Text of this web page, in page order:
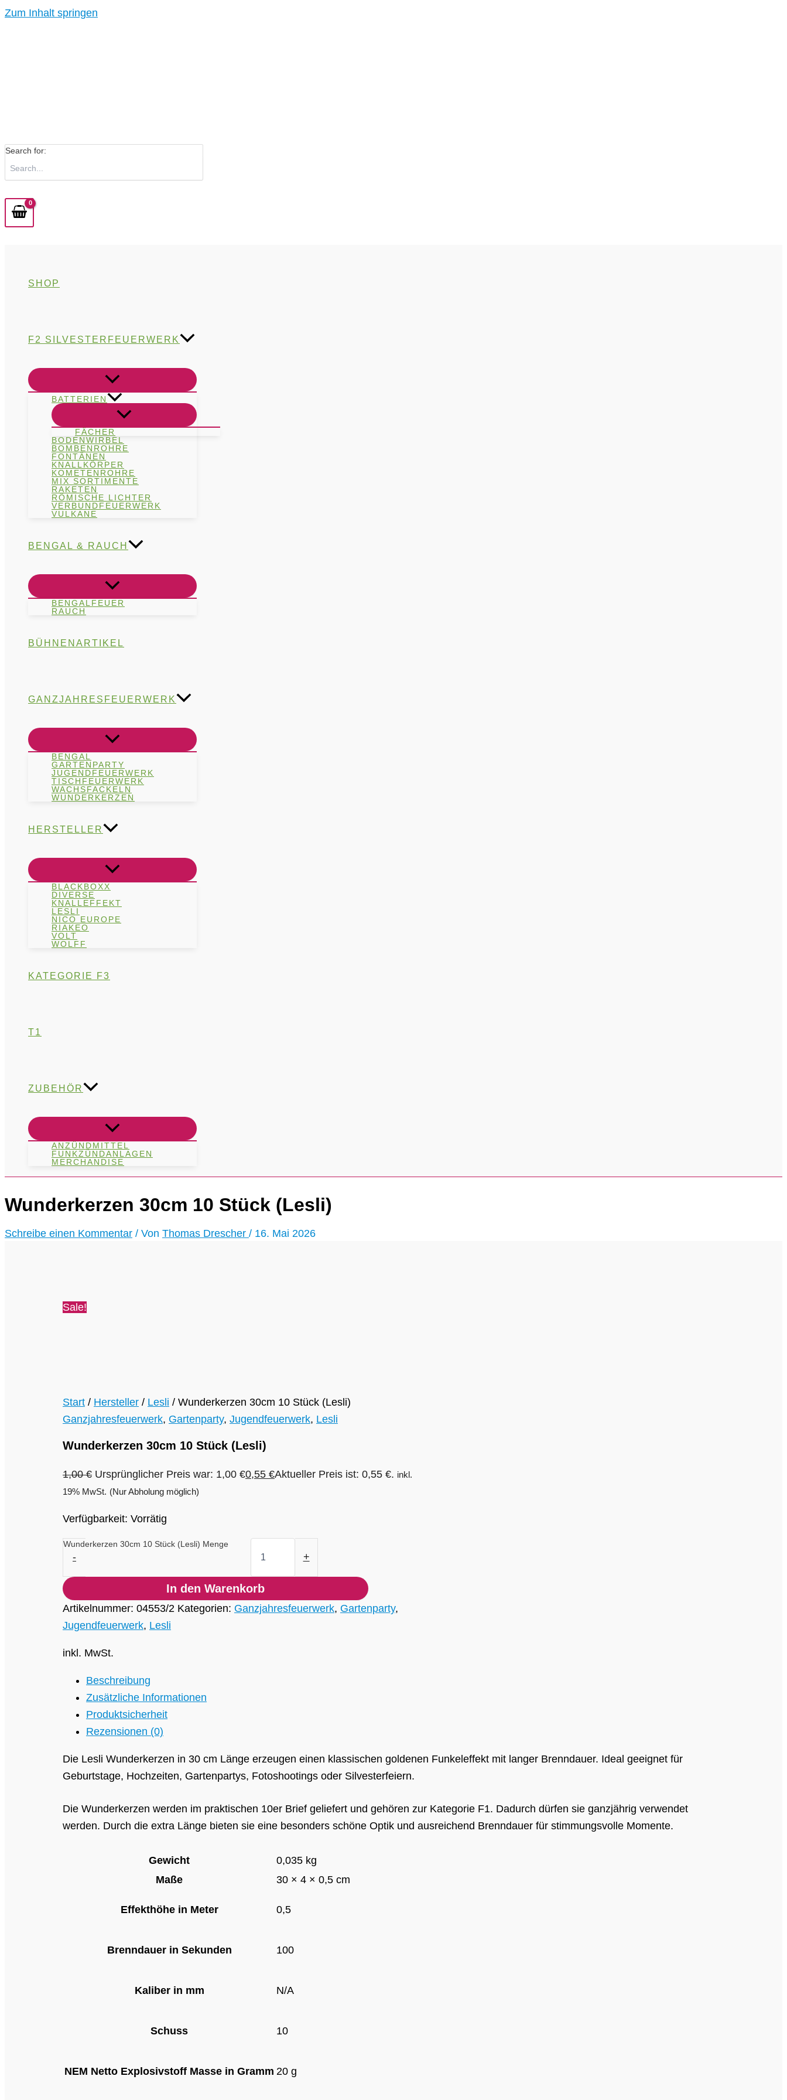
Zum Inhalt springen
Search for:
SHOP
F2 SILVESTERFEUERWERK
BATTERIEN
FÄCHER
BODENWIRBEL
BOMBENROHRE
FONTÄNEN
KNALLKÖRPER
KOMETENROHRE
MIX SORTIMENTE
RAKETEN
RÖMISCHE LICHTER
VERBUNDFEUERWERK
VULKANE
BENGAL & RAUCH
BENGALFEUER
RAUCH
BÜHNENARTIKEL
GANZJAHRESFEUERWERK
BENGAL
GARTENPARTY
JUGENDFEUERWERK
TISCHFEUERWERK
WACHSFACKELN
WUNDERKERZEN
HERSTELLER
BLACKBOXX
DIVERSE
KNALLEFFEKT
LESLI
NICO EUROPE
RIAKEO
VOLT
WOLFF
KATEGORIE F3
T1
ZUBEHÖR
ANZÜNDMITTEL
FUNKZÜNDANLAGEN
MERCHANDISE
Wunderkerzen 30cm 10 Stück (Lesli)
Schreibe einen Kommentar / Von Thomas Drescher / 16. Mai 2026
Sale!
Start / Hersteller / Lesli / Wunderkerzen 30cm 10 Stück (Lesli)
Ganzjahresfeuerwerk, Gartenparty, Jugendfeuerwerk, Lesli
Wunderkerzen 30cm 10 Stück (Lesli)
1,00€ Ursprünglicher Preis war: 1,00 €0,55 €Aktueller Preis ist: 0,55 €. inkl.
19% MwSt. (Nur Abholung möglich)
Verfügbarkeit: Vorrätig
-
Wunderkerzen 30cm 10 Stück (Lesli) Menge
+
In den Warenkorb
Artikelnummer: 04553/2 Kategorien: Ganzjahresfeuerwerk, Gartenparty,
Jugendfeuerwerk, Lesli
inkl. MwSt.
Beschreibung
Zusätzliche Informationen
Produktsicherheit
Rezensionen (0)
Die Lesli Wunderkerzen in 30 cm Länge erzeugen einen klassischen goldenen Funkeleffekt mit langer Brenndauer. Ideal geeignet für
Geburtstage, Hochzeiten, Gartenpartys, Fotoshootings oder Silvesterfeiern.
Die Wunderkerzen werden im praktischen 10er Brief geliefert und gehören zur Kategorie F1. Dadurch dürfen sie ganzjährig verwendet
werden. Durch die extra Länge bieten sie eine besonders schöne Optik und ausreichend Brenndauer für stimmungsvolle Momente.
Gewicht
0,035 kg
Maße
30 × 4 × 0,5 cm
Effekthöhe in Meter 0,5
Brenndauer in Sekunden 100
Kaliber in mm N/A
Schuss 10
NEM Netto Explosivstoff Masse in Gramm 20 g